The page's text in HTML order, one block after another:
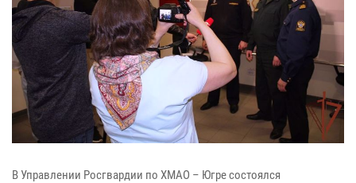
В Управлении Росгвардии по ХМАО – Югре состоялся